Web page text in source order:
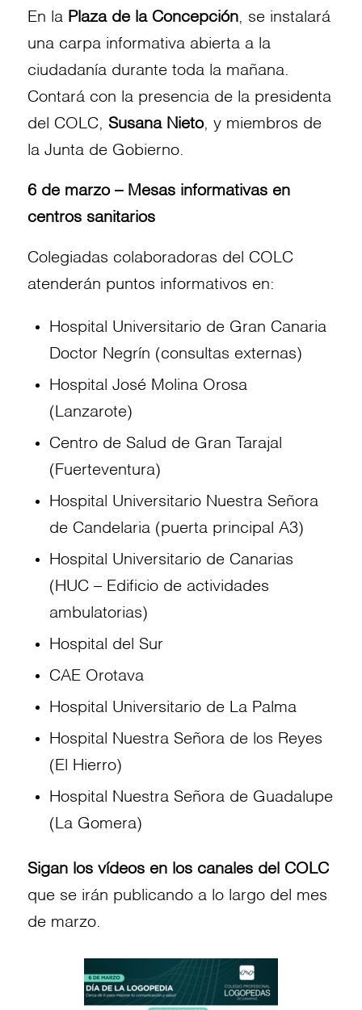
En la Plaza de la Concepción, se instalará
una carpa informativa abierta a la
ciudadanía durante toda la mañana.
Contará con la presencia de la presidenta
del COLC, Susana Nieto, y miembros de
la Junta de Gobierno.
6 de marzo – Mesas informativas en
centros sanitarios
Colegiadas colaboradoras del COLC
atenderán puntos informativos en:
Hospital Universitario de Gran Canaria
Doctor Negrín (consultas externas)
Hospital José Molina Orosa
(Lanzarote)
Centro de Salud de Gran Tarajal
(Fuerteventura)
Hospital Universitario Nuestra Señora
de Candelaria (puerta principal A3)
Hospital Universitario de Canarias
(HUC – Edificio de actividades
ambulatorias)
Hospital del Sur
CAE Orotava
Hospital Universitario de La Palma
Hospital Nuestra Señora de los Reyes
(El Hierro)
Hospital Nuestra Señora de Guadalupe
(La Gomera)
Sigan los vídeos en los canales del COLC
que se irán publicando a lo largo del mes
de marzo.